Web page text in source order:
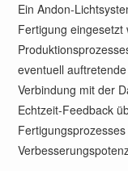
Ein Andon-
Fertigung
eventuell
Verbindung mit der
Echtzeit-Feedback